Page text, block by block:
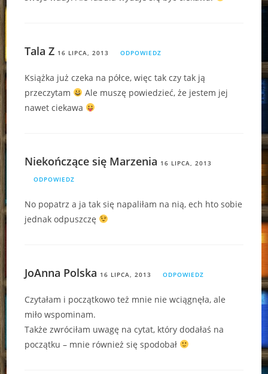
Tala Z 16 LIPCA, 2013 ODPOWIEDZ
Książka już czeka na półce, więc tak czy tak ją
przeczytam
Ale muszę powiedzieć, że jestem jej
nawet ciekawa
Niekończące się Marzenia 16 LIPCA, 2013
ODPOWIEDZ
No popatrz a ja tak się napaliłam na nią, ech hto sobie
jednak odpuszczę
JoAnna Polska 16 LIPCA, 2013 ODPOWIEDZ
Czytałam i początkowo też mnie nie wciągnęła, ale
miło wspominam.
Także zwróciłam uwagę na cytat, który dodałaś na
początku – mnie również się spodobał